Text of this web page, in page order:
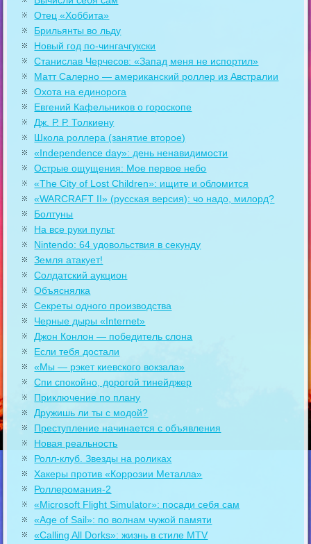
Отец «Хоббита»
Брильянты во льду
Новый год по-чингачгукски
Станислав Черчесов: «Запад меня не испортил»
Матт Салерно — американский роллер из Австралии
Охота на единорога
Евгений Кафельников о гороскопе
Дж. Р. Р. Толкиену
Школа роллера (занятие второе)
«Independence day»: день ненавидимости
Острые ощущения: Мое первое небо
«The City of Lost Children»: ищите и обломится
«WARCRAFT II» (русская версия): чо надо, милорд?
Болтуны
На все руки пульт
Nintendo: 64 удовольствия в секунду
Земля атакует!
Солдатский аукцион
Объяснялка
Секреты одного производства
Черные дыры «Internet»
Джон Конлон — победитель слона
Если тебя достали
«Мы — рэкет киевского вокзала»
Спи спокойно, дорогой тинейджер
Приключение по плану
Дружишь ли ты с модой?
Преступление начинается с объявления
Новая реальность
Ролл-клуб. Звезды на роликах
Хакеры против «Коррозии Металла»
Роллеромания-2
«Microsoft Flight Simulator»: посади себя сам
«Age of Sail»: по волнам чужой памяти
«Calling All Dorks»: жизнь в стиле MTV